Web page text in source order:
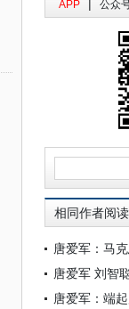
APP | 公众
相同作者阅读